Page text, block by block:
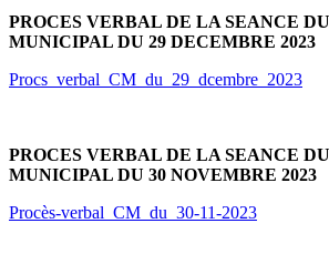
PROCES VERBAL DE LA SEANCE
MUNICIPAL DU 29 DECEMBRE 2023
Procs_verbal_CM_du_29_dcembre_2023
PROCES VERBAL DE LA SEANCE
MUNICIPAL DU 30 NOVEMBRE 2023
Procès-verbal_CM_du_30-11-2023